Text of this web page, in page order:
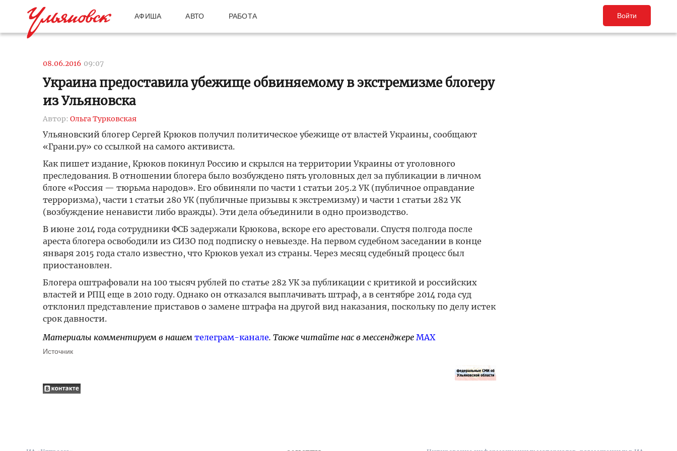
АФИША АВТО РАБОТА Войти
08.06.2016 09:07
Украина предоставила убежище обвиняемому в экстремизме блогеру
из Ульяновска
Автор: Ольга Турковская
Ульяновский блогер Сергей Крюков получил политическое убежище от властей Украины, сообщают
«Грани.ру» со ссылкой на самого активиста.
Как пишет издание, Крюков покинул Россию и скрылся на территории Украины от уголовного
преследования. В отношении блогера было возбуждено пять уголовных дел за публикации в личном
блоге «Россия — тюрьма народов». Его обвиняли по части 1 статьи 205.2 УК (публичное оправдание
терроризма), части 1 статьи 280 УК (публичные призывы к экстремизму) и части 1 статьи 282 УК
(возбуждение ненависти либо вражды). Эти дела объединили в одно производство.
В июне 2014 года сотрудники ФСБ задержали Крюкова, вскоре его арестовали. Спустя полгода после
ареста блогера освободили из СИЗО под подписку о невыезде. На первом судебном заседании в конце
января 2015 года стало известно, что Крюков уехал из страны. Через месяц судебный процесс был
приостановлен.
Блогера оштрафовали на 100 тысяч рублей по статье 282 УК за публикации с критикой и российских
властей и РПЦ еще в 2010 году. Однако он отказался выплачивать штраф, а в сентябре 2014 года суд
отклонил представление приставов о замене штрафа на другой вид наказания, поскольку по делу истек
срок давности.
Материалы комментируем в нашем телеграм-канале. Также читайте нас в мессенджере MAX
Источник